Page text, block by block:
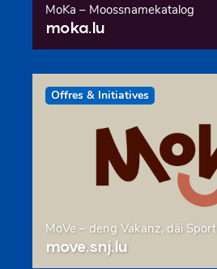
MoKa – Moossnamekatalog
moka.lu
Offres & Initiatives
MoVe – deng Vakanz, däi Sport
move.snj.lu